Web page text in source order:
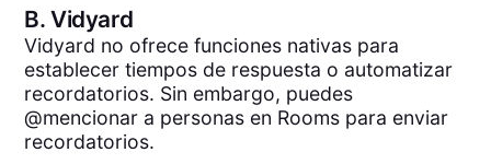
B.Vidyard
Vidyard no ofrece funciones nativas para
establecer tiempos de respuesta o automatizar
recordatorios. Sin embargo, puedes
@mencionar a personas en Rooms para enviar
recordatorios.